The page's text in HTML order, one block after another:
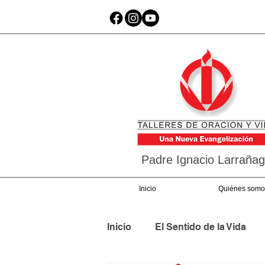
Padre Ignacio
Inicio Quiénes
Inicio El Sentido de la Vida